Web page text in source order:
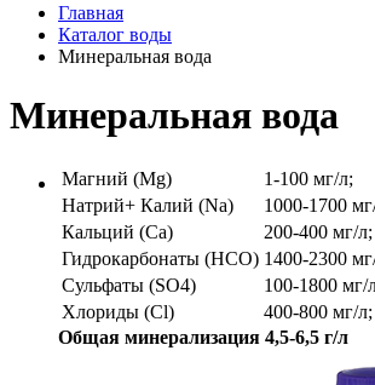
Главная
Каталог воды
Минеральная вода
Минеральная вода
Магний (Mg)
1-100 мг/л;
Натрий+ Калий (Na)
1000-1700
Кальций (Ca)
200-400 мг/л;
Гидрокарбонаты (HCO) 1400-2300
Сульфаты (SO4)
100-1800 мг/
Хлориды (Cl)
400-800 мг/л;
Общая минерализация 4,5-6,5 г/л